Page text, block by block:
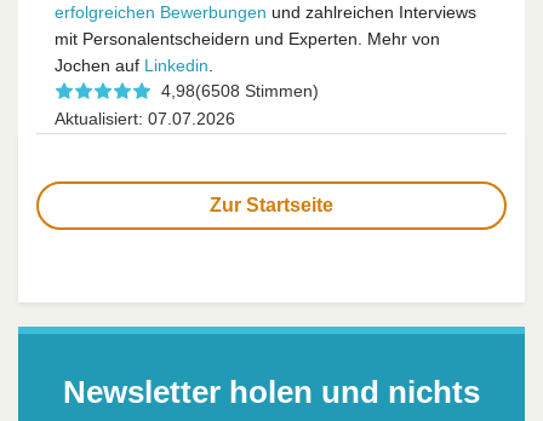
erfolgreichen Bewerbungen und zahlreichen Interviews
mit Personalentscheidern und Experten. Mehr von
Jochen auf Linkedin.
4,98(6508 Stimmen)
Aktualisiert: 07.07.2026
Zur Startseite
Newsletter holen und nichts